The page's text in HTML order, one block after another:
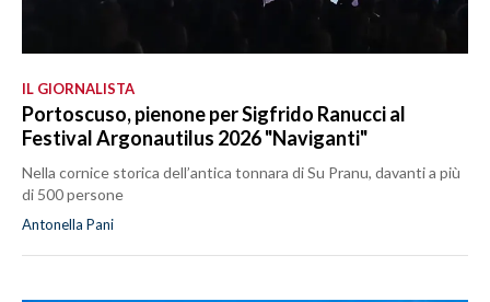
IL GIORNALISTA
Portoscuso, pienone per Sigfrido Ranucci al
Festival Argonautilus 2026 "Naviganti"
Nella cornice storica dell’antica tonnara di Su Pranu, davanti a più
di 500 persone
Antonella Pani